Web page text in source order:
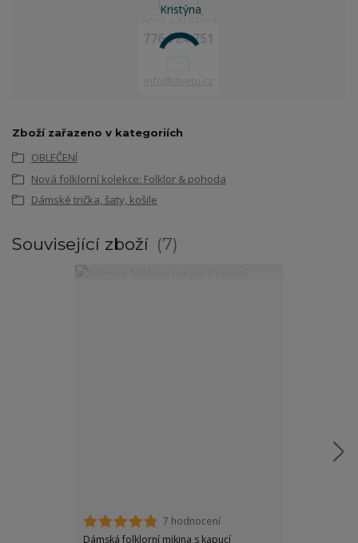
Anna a Kristýna
776 724 751
Zboží zařazeno v kategoriích
OBLEČENÍ
Nová folklorní kolekce: Folklor & pohoda
Dámské trička, šaty, košile
Související zboží 7
7 hodnocení
Dámská folklorní mikina s kapucí